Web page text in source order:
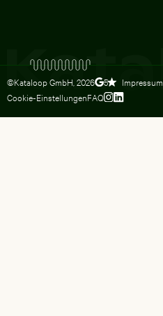
©Kataloop GmbH, 2026 5 Impressum
Cookie-EinstellungenFAQ